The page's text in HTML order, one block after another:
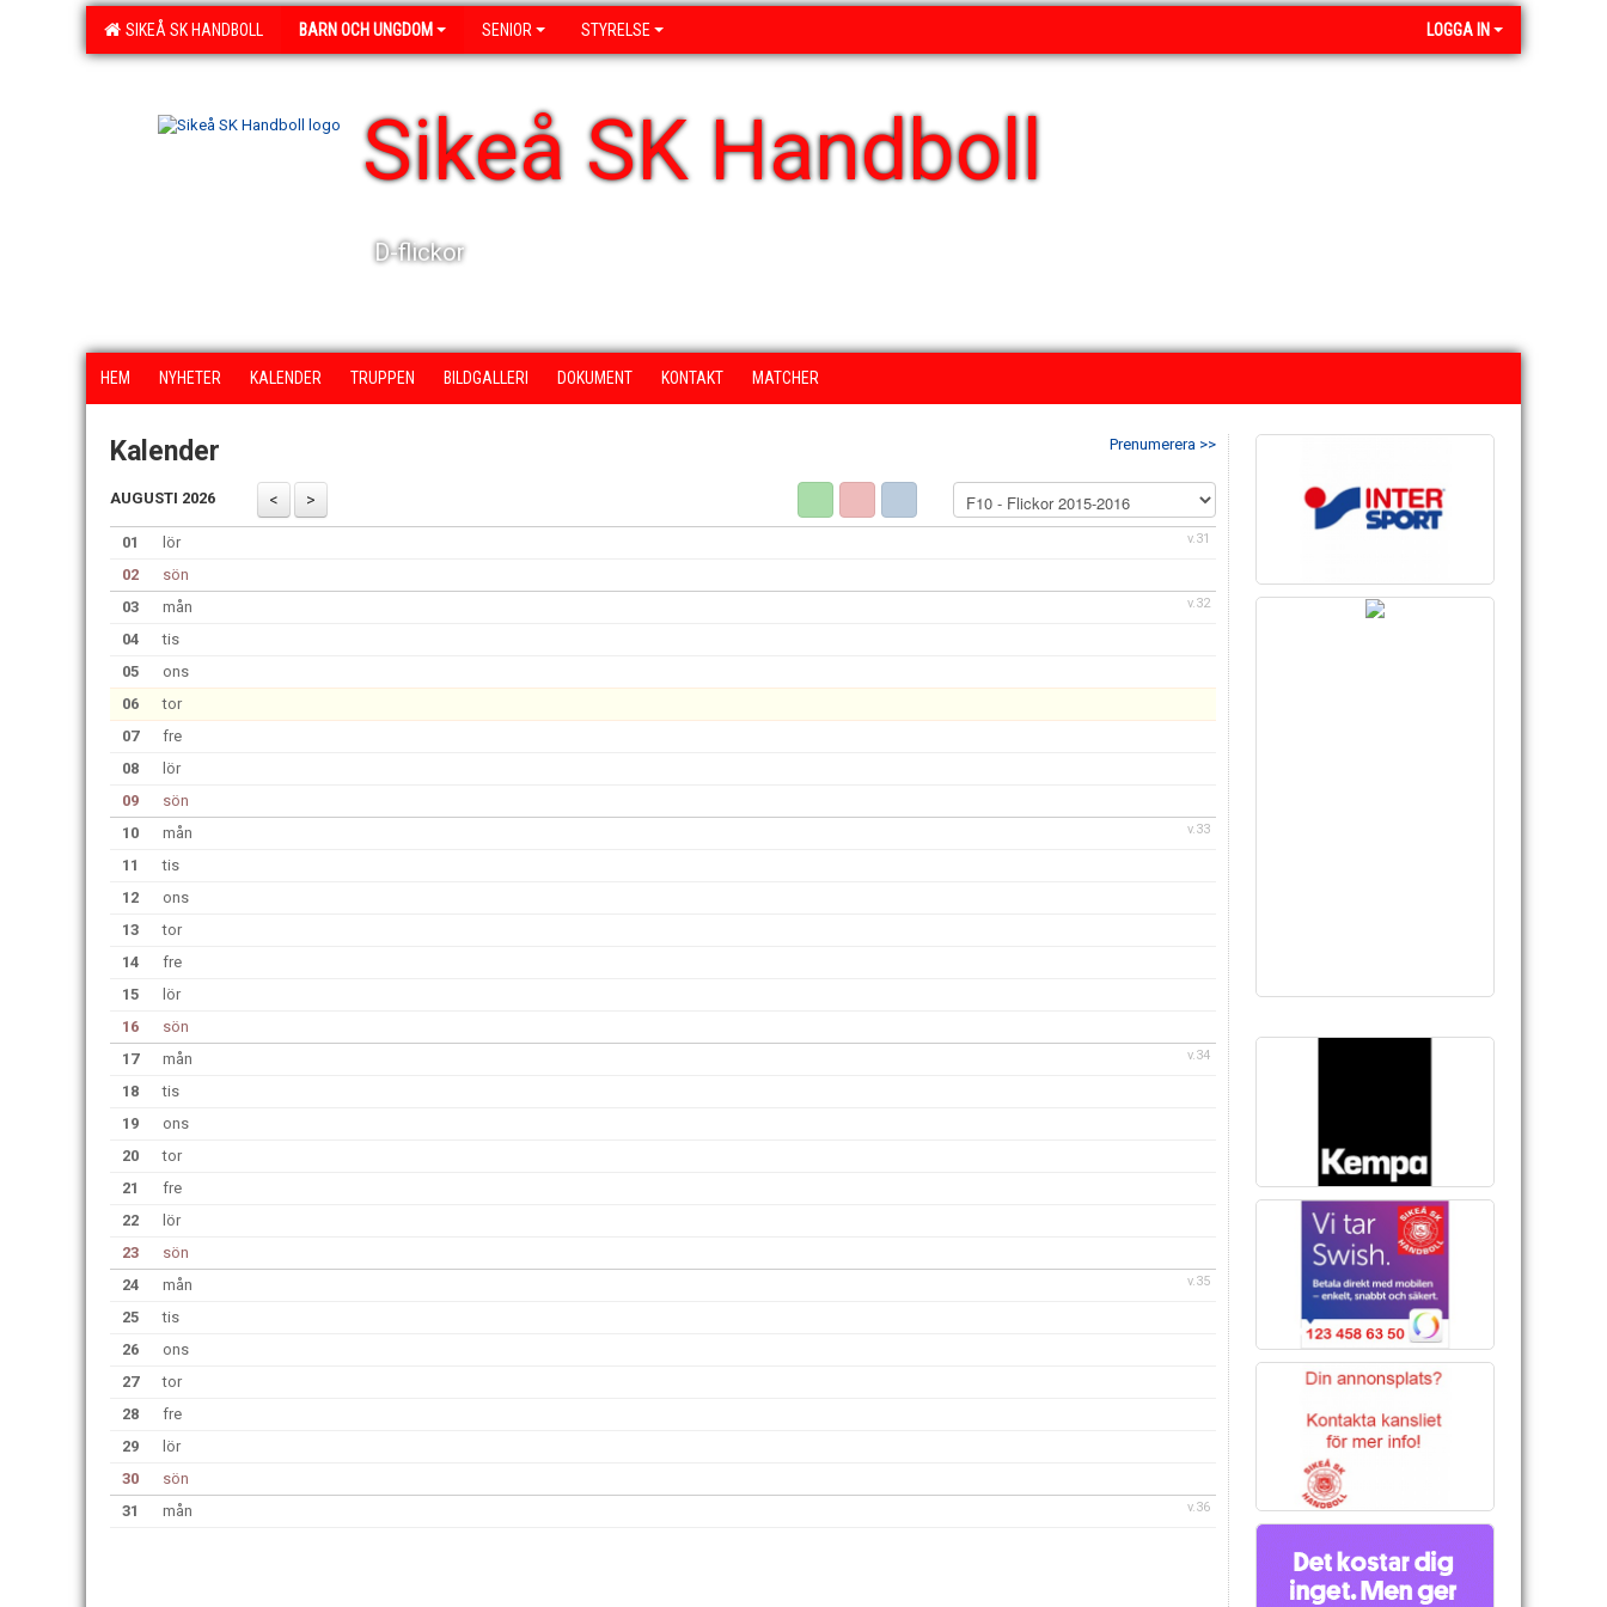
SIKEÅ SK HANDBOLL BARN OCH UNGDOM SENIOR STYRELSE LOGGA IN
Sikeå SK Handboll
D-flickor
HEM NYHETER KALENDER TRUPPEN BILDGALLERI DOKUMENT KONTAKT MATCHER
Prenumerera >>
Kalender
AUGUSTI 2026
v.31
01
lör
02
sön
v.32
03
mån
04
tis
05
ons
06
tor
07
fre
08
lör
09
sön
v.33
10
mån
11
tis
12
ons
13
tor
14
fre
15
lör
16
sön
v.34
17
mån
18
tis
19
ons
20
tor
21
fre
22
lör
23
sön
v.35
24
mån
25
tis
26
ons
27
tor
28
fre
29
lör
30
sön
v.36
31 mån